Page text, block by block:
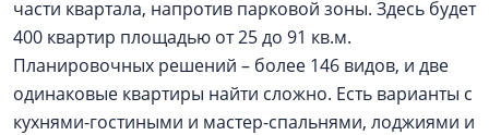
части квартала, напротив парковой зоны. Здесь будет
400 квартир площадью от 25 до 91 кв.м.
Планировочных решений – более 146 видов, и две
одинаковые квартиры найти сложно. Есть варианты с
кухнями-гостиными и мастер-спальнями, лоджиями и